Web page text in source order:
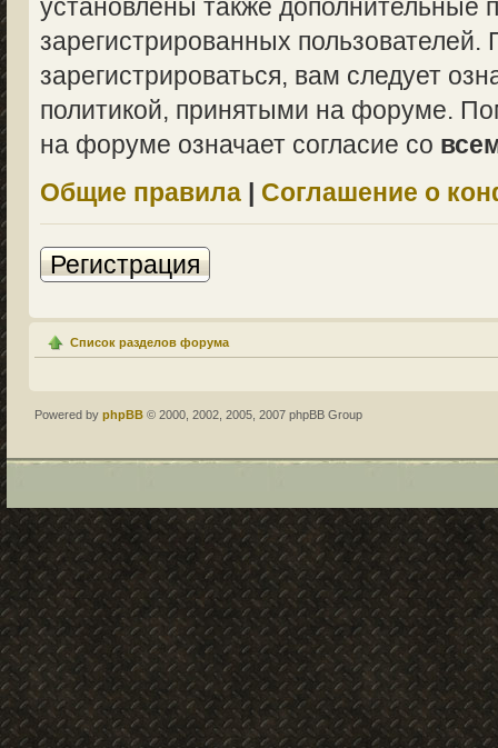
установлены также дополнительные
зарегистрированных
зарегистрироваться, вам следует
политикой, принятыми на форуме.
на форуме означает согласие со
Общие правила | Соглашение о
Регистрация
Список разделов форума
Powered by phpBB © 2000, 2002, 2005, 2007 phpBB Group